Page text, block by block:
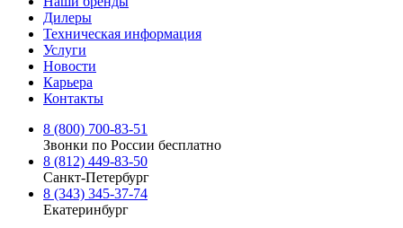
Дилеры
Техническая информация
Услуги
Новости
Карьера
Контакты
8 (800) 700-83-51
Звонки по России бесплатно
8 (812) 449-83-50
Санкт-Петербург
8 (343) 345-37-74
Екатеринбург